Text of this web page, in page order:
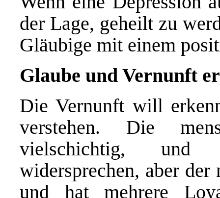
der Lage, geheilt zu
Gläubige mit einem
Glaube und Vernunft
Die Vernunft will
verstehen. Die
vielschichtig, und
widersprechen, aber
und hat mehrere